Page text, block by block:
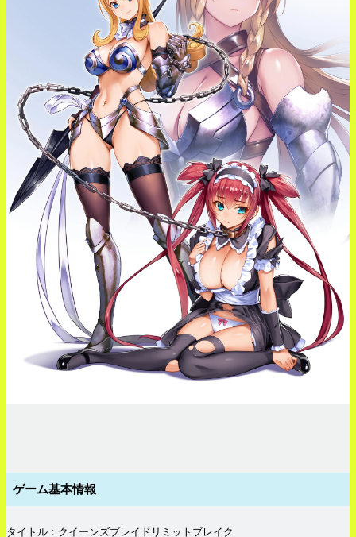
ゲーム基本情報
タイトル：クイーンズブレイドリミットブレイク